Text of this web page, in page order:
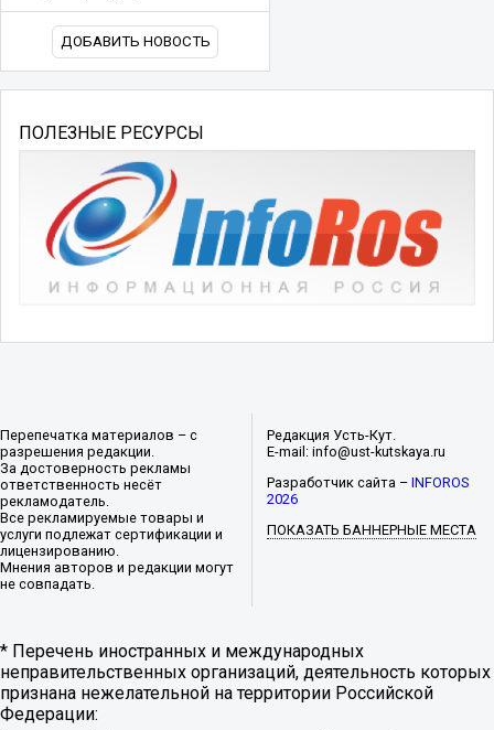
ДОБАВИТЬ НОВОСТЬ
ПОЛЕЗНЫЕ РЕСУРСЫ
Перепечатка материалов – с
разрешения редакции.
За достоверность рекламы
ответственность несёт
рекламодатель.
Все рекламируемые товары и
услуги подлежат сертификации и
лицензированию.
Мнения авторов и редакции могут
не совпадать.
Редакция Усть-Кут.
E-mail: info@ust-kutskaya.ru
Разработчик сайта –INFOROS
2026
ПОКАЗАТЬ БАННЕРНЫЕ МЕСТА
* Перечень иностранных и международных
неправительственных организаций, деятельность которых
признана нежелательной на территории Российской
Федерации: